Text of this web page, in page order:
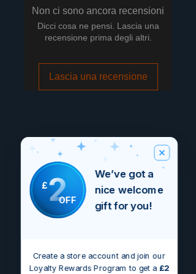
Non ci sono ancora recensioni
Dicci cosa ne pensi. Lascia una
recensione prima degli altri.
Lascia una recensione
£2OFF
We’ve got a
nice welcome
gift for you!
Create a store account and join our
Loyalty Rewards Program to get a £2